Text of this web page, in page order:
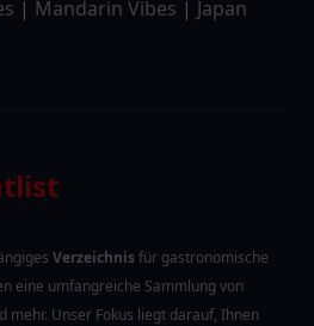
| Mandarin Vibes | Japan
Verzeichnisfür gastronomische
eine umfangreiche Sammlung von
mehr. Unser Fokus liegt darauf, Ihnen